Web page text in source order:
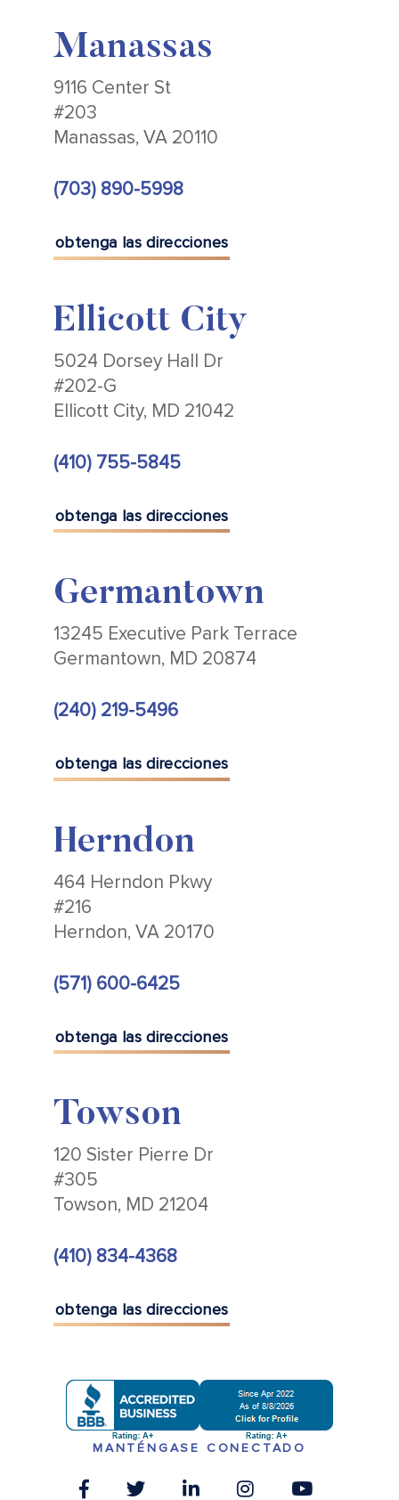
Manassas
9116 Center St
#203
Manassas, VA 20110
(703) 890-5998
obtenga las direcciones
Ellicott City
5024 Dorsey Hall Dr
#202-G
Ellicott City, MD 21042
(410) 755-5845
obtenga las direcciones
Germantown
13245 Executive Park Terrace
Germantown, MD 20874
(240) 219-5496
obtenga las direcciones
Herndon
464 Herndon Pkwy
#216
Herndon, VA 20170
(571) 600-6425
obtenga las direcciones
Towson
120 Sister Pierre Dr
#305
Towson, MD 21204
(410) 834-4368
obtenga las direcciones
MANTÉNGASE CONECTADO